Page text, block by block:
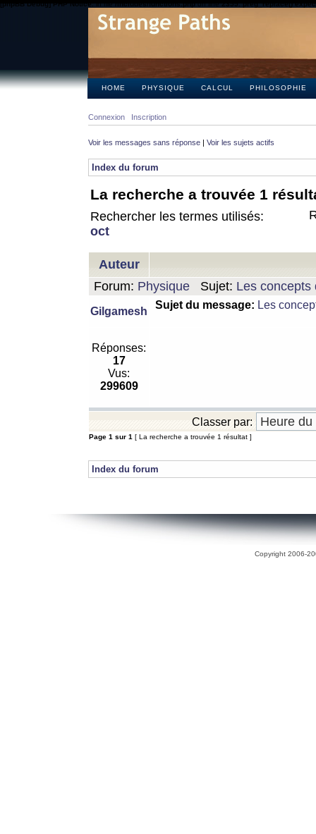
[phpBB Debug] PHP Notice: in file/includes/functions.phpon line2355:preg_replace()
HOME PHYSIQUE CALCUL PHILOSOPHIE
Connexion Inscription
Voir les messages sans réponse | Voir les sujets actifs
Index du forum
La recherche a trouvée 1
Rechercher les termes utilisés:
oct
Auteur
Forum: Physique Sujet: Les concepts
Gilgamesh
Sujet du message: Les
Réponses:
17
Vus:
299609
Classer par:
Page 1 sur 1 [ La recherche a trouvée 1 résultat ]
Index du forum
Copyright 2006-